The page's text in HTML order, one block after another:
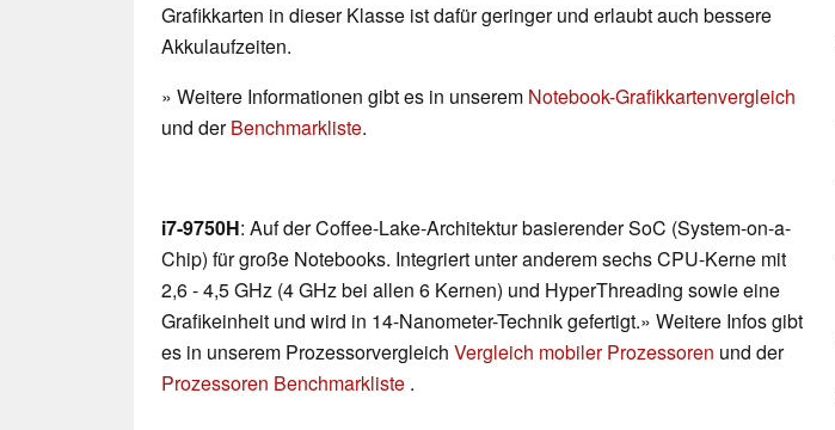
Grafikkarten in dieser Klasse ist dafür geringer und erlaubt auch bessere
Akkulaufzeiten.
» Weitere Informationen gibt es in unserem Notebook-Grafikkartenvergleich
und derBenchmarkliste.
i7-9750H: Auf der Coffee-Lake-Architektur basierender SoC (System-on-a-
Chip) für große Notebooks. Integriert unter anderem sechs CPU-Kerne mit
2,6 - 4,5 GHz (4 GHz bei allen 6 Kernen) und HyperThreading sowie eine
Grafikeinheit und wird in 14-Nanometer-Technik gefertigt.» Weitere Infos gibt
es in unserem Prozessorvergleich Vergleich mobiler Prozessoren und der
Prozessoren Benchmarkliste .